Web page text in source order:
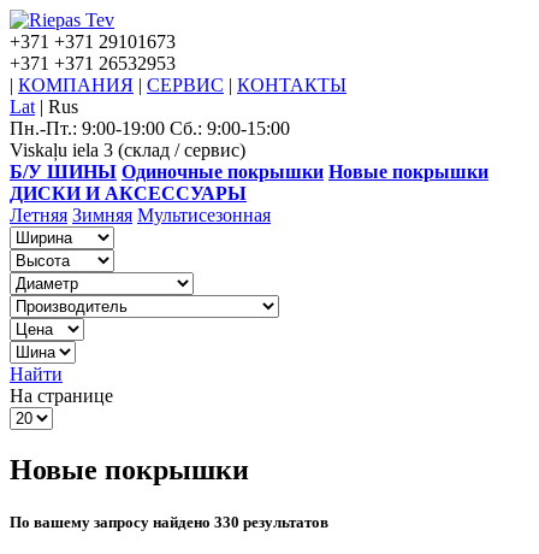
+371 +371 29101673
+371 +371 26532953
| КОМПАНИЯ | СЕРВИС | КОНТАКТЫ
Lat | Rus
Пн.-Пт.: 9:00-19:00 Сб.: 9:00-15:00
Viskaļu iela 3 (склад / сервис)
Б/У ШИНЫ Одиночные покрышки Новые покрышки
ДИСКИ И АКСЕССУАРЫ
Летняя Зимняя Мультисезонная
Найти
На странице
Новые покрышки
По вашему запросу найдено 330 результатов